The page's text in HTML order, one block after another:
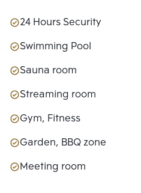
24 Hours Security
Swimming Pool
Sauna room
Streaming room
Gym, Fitness
Garden, BBQ zone
Meeting room